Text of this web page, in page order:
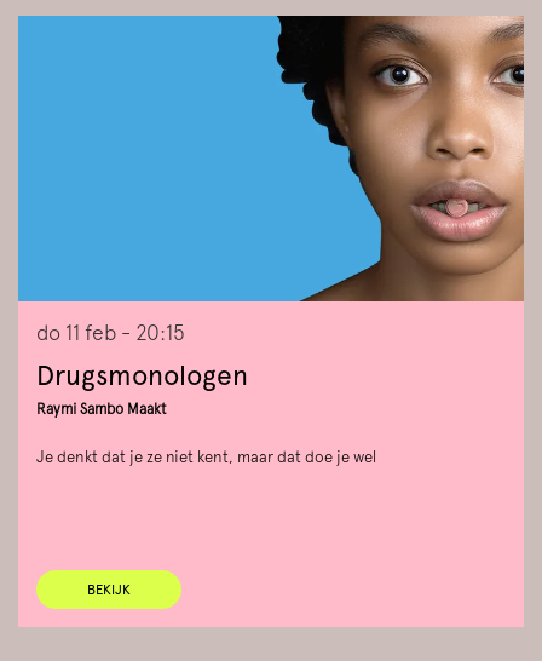
Drugsmonologen
Raymi Sambo Maakt
Je denkt dat je ze niet kent, maar dat doe je wel
do 11 feb - 20:15
BEKIJK